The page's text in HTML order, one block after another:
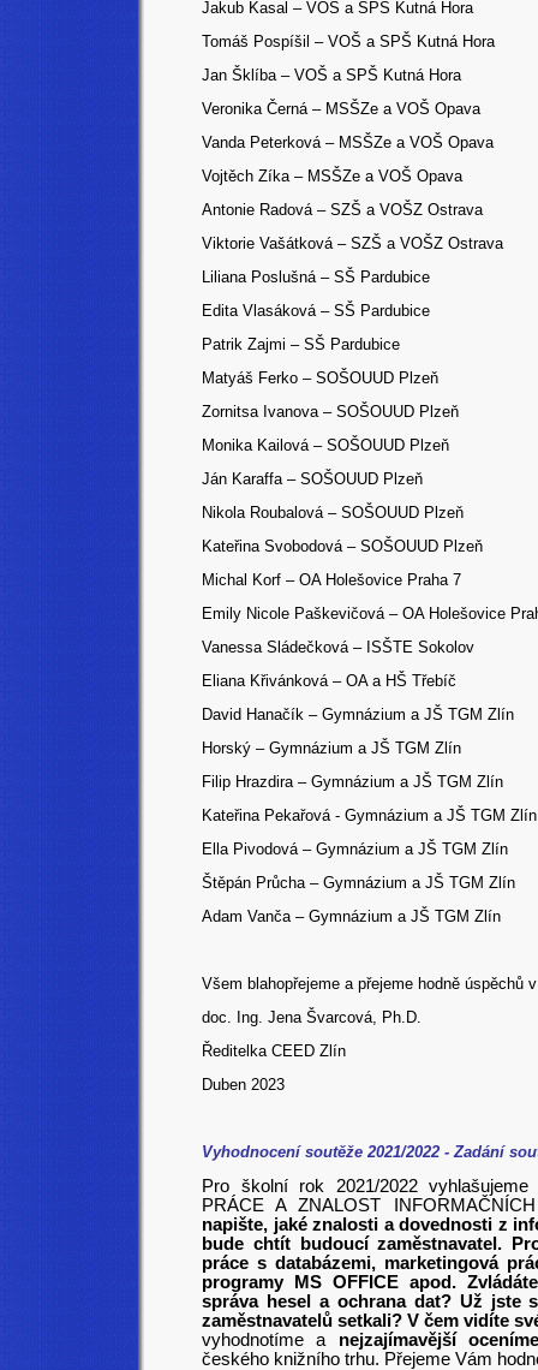
Jakub Kasal – VOŠ a SPŠ Kutná Hora
Tomáš Pospíšil – VOŠ a SPŠ Kutná Hora
Jan Šklíba – VOŠ a SPŠ Kutná Hora
Veronika Černá – MSŠZe a VOŠ Opava
Vanda Peterková – MSŠZe a VOŠ Opava
Vojtěch Zíka – MSŠZe a VOŠ Opava
Antonie Radová – SZŠ a VOŠZ Ostrava
Viktorie Vašátková – SZŠ a VOŠZ Ostrava
Liliana Poslušná – SŠ Pardubice
Edita Vlasáková – SŠ Pardubice
Patrik Zajmi – SŠ Pardubice
Matyáš Ferko – SOŠOUUD Plzeň
Zornitsa Ivanova – SOŠOUUD Plzeň
Monika Kailová – SOŠOUUD Plzeň
Ján Karaffa – SOŠOUUD Plzeň
Nikola Roubalová – SOŠOUUD Plzeň
Kateřina Svobodová – SOŠOUUD Plzeň
Michal Korf – OA Holešovice Praha 7
Emily Nicole Paškevičová – OA Holešovice
Vanessa Sládečková – ISŠTE Sokolov
Eliana Křivánková – OA a HŠ Třebíč
David Hanačík – Gymnázium a JŠ TGM Zlín
Horský – Gymnázium a JŠ TGM Zlín
Filip Hrazdira – Gymnázium a JŠ TGM Zlín
Kateřina Pekařová - Gymnázium a JŠ TGM Zlín
Ella Pivodová – Gymnázium a JŠ TGM Zlín
Štěpán Průcha – Gymnázium a JŠ TGM Zlín
Adam Vanča – Gymnázium a JŠ TGM Zlín
Všem blahopřejeme a přejeme hodně
doc. Ing. Jena Švarcová, Ph.D.
Ředitelka CEED Zlín
Duben 2023
Vyhodnocení soutěže 2021/2022 - Zadání
Pro školní rok 2021/2022
PRÁCE A ZNALOST
napište, jaké znalosti a dovednosti z
bude chtít budoucí zaměstnavatel.
práce s databázemi, marketingová
programy MS OFFICE apod.
správa hesel a ochrana dat? Už jste
zaměstnavatelů setkali? V čem vidíte
vyhodnotíme a nejzajímavější
českého knižního trhu. Přejeme Vám